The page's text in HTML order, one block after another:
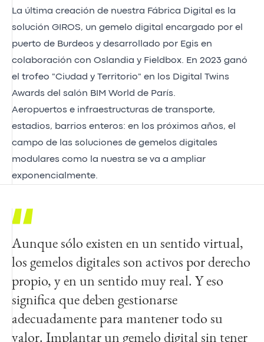
La última creación de nuestra Fábrica Digital es la
solución GIROS, un gemelo digital encargado por el
puerto de Burdeos y desarrollado por Egis en
colaboración con Oslandia y Fieldbox. En 2023 ganó
el trofeo "Ciudad y Territorio" en los Digital Twins
Awards del salón BIM World de París.
Aeropuertos e infraestructuras de transporte,
estadios, barrios enteros: en los próximos años, el
campo de las soluciones de gemelos digitales
modulares como la nuestra se va a ampliar
exponencialmente.
Aunque sólo existen en un sentido virtual,
los gemelos digitales son activos por derecho
propio, y en un sentido muy real. Y eso
significa que deben gestionarse
adecuadamente para mantener todo su
valor. Implantar un gemelo digital sin tener